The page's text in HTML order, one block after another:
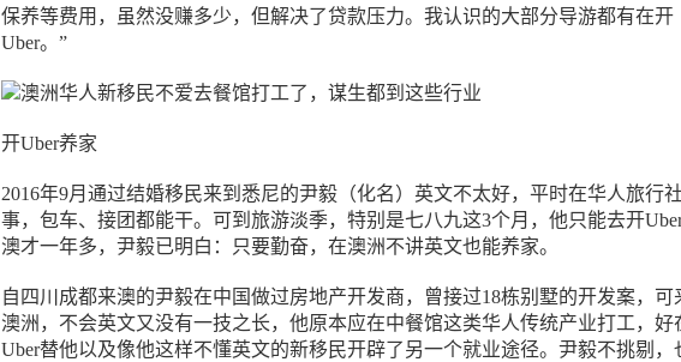
保养等费用，虽然没赚多少，但解决了贷款压力。我认识的大部分导游都有在开
Uber。”
开Uber养家
2016年9月通过结婚移民来到悉尼的尹毅（化名）英文不太好，平时在华人旅行
事，包车、接团都能干。可到旅游淡季，特别是七八九这3个月，他只能去开
澳才一年多，尹毅已明白：只要勤奋，在澳洲不讲英文也能养家。
自四川成都来澳的尹毅在中国做过房地产开发商，曾接过18栋别墅的开发案，可
澳洲，不会英文又没有一技之长，他原本应在中餐馆这类华人传统产业打工，好
Uber替他以及像他这样不懂英文的新移民开辟了另一个就业途径。尹毅不挑剔，